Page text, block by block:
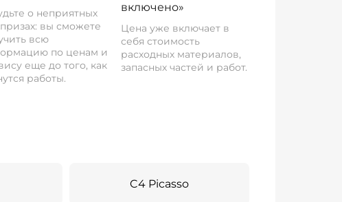
о неприятных
вы сможете
всю
по ценам и
еще до того, как
работы.
включено»
Цена уже включает в
себя стоимость
расходных материалов,
запасных частей и работ.
C4 Picasso